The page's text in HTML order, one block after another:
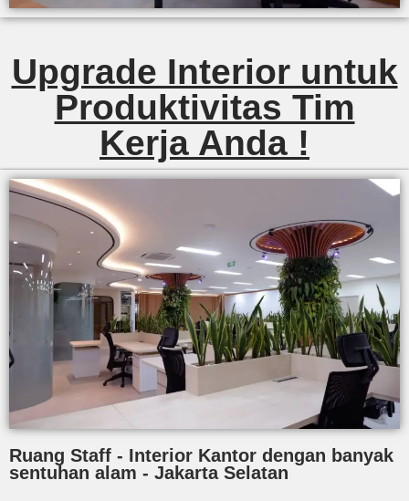
Upgrade Interior untuk
Produktivitas Tim
Kerja Anda !
Ruang Staff - Interior Kantor dengan banyak
sentuhan alam - Jakarta Selatan